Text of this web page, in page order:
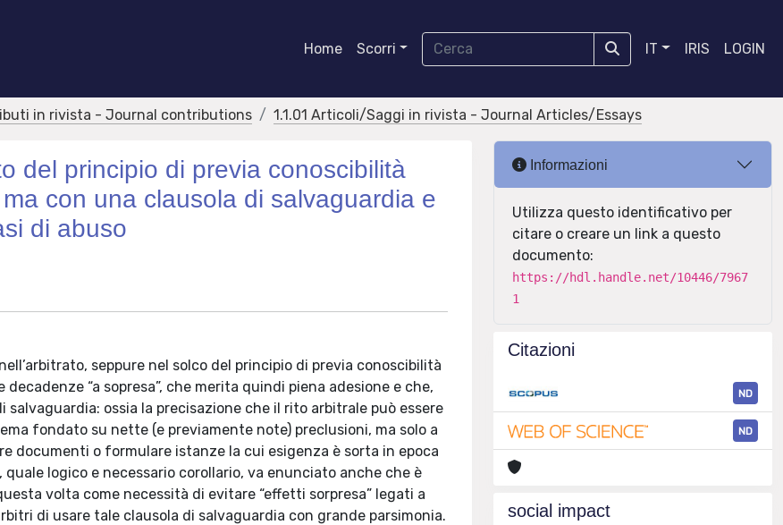
Home Scorri IT IRIS LOGIN
in rivista - Journal contributions 1.1.01 Articoli/Saggi in rivista - Journal Articles/Essays
del principio di previa conoscibilità
con una clausola di salvaguardia e
di abuso
seppure nel solco del principio di previa conoscibilità
“a sopresa”, che merita quindi piena adesione e che,
ossia la precisazione che il rito arbitrale può essere
fondato su nette (e previamente note) preclusioni, ma solo a
documenti o formulare istanze la cui esigenza è sorta in epoca
logico e necessario corollario, va enunciato anche che è
volta come necessità di evitare “effetti sorpresa” legati a
di usare tale clausola di salvaguardia con grande parsimonia.
Informazioni
Utilizza questo identificativo per
citare o creare un link a questo
documento:
https://hdl.handle.net/10446/7967
1
Citazioni
ND
ND
social impact